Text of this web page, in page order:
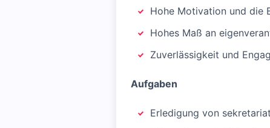
Hohe Motivation und die
Hohes Maß an
Zuverlässigkeit und
Aufgaben
Erledigung von